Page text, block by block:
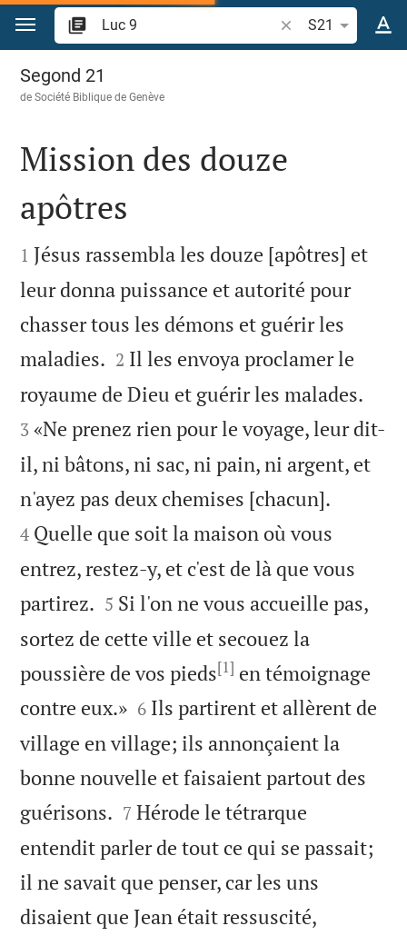
Aller vers contenu
Recherche d'un
S21
Luc 9
Segond 21
deSociété Biblique de Genève

Mission des douze
apôtres

1 Jésus rassembla les douze [apôtres] et
leur donna puissance et autorité pour
chasser tous les démons et guérir les
maladies. 

2 Il les envoya proclamer le
royaume de Dieu et guérir les malades.
3 «Ne prenez rien pour le voyage, leur dit-
il, ni bâtons, ni sac, ni pain, ni argent, et
n'ayez pas deux chemises [chacun].
4 Quelle que soit la maison où vous
entrez, restez-y, et c'est de là que vous
partirez. 

5 Si l'on ne vous accueille pas,
sortez de cette ville et secouez la
poussière de vos pieds[1] en témoignage
contre eux.»
6 Ils partirent et allèrent de
village en village; ils annonçaient la
bonne nouvelle et faisaient partout des
guérisons. 

7 Hérode le tétrarque
entendit parler de tout ce qui se passait;
il ne savait que penser, car les uns
disaient que Jean était ressuscité,